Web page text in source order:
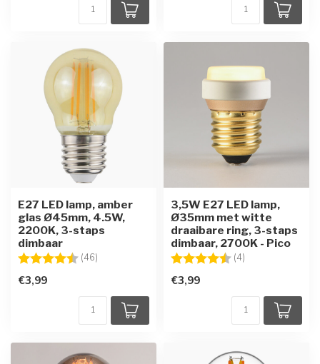
E27 LED lamp, amber
glas Ø45mm, 4.5W,
2200K, 3-staps
dimbaar
Beoordeling: (46)
€3,99
3,5W E27 LED lamp,
Ø35mm met witte
draaibare ring, 3-staps
dimbaar, 2700K - Pico
Beoordeling: (4)
€3,99